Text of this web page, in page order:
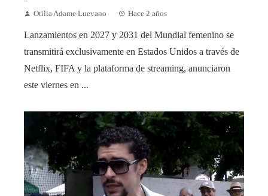
Otilia Adame Luevano Hace 2 años
Lanzamientos en 2027 y 2031 del Mundial femenino se
transmitirá exclusivamente en Estados Unidos a través de
Netflix, FIFA y la plataforma de streaming, anunciaron
este viernes en ...